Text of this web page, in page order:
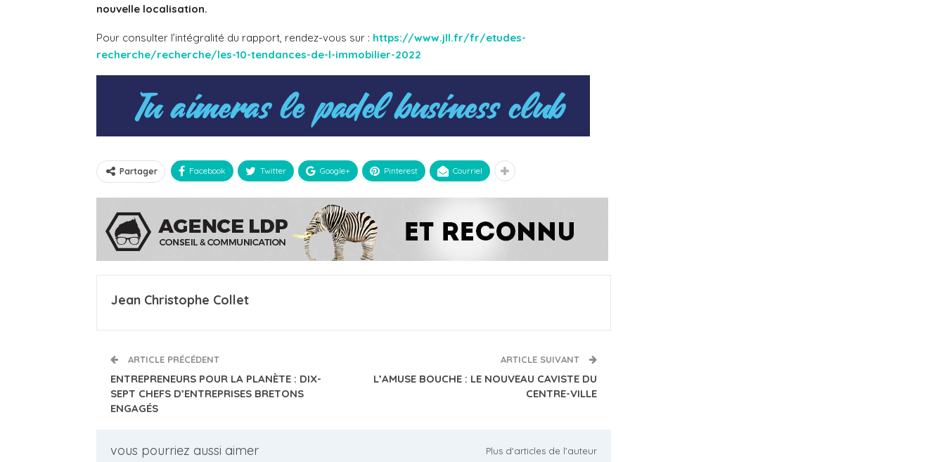
nouvelle localisation.
Pour consulter l’intégralité du rapport, rendez-vous sur : https://www.jll.fr/fr/etudes-
recherche/recherche/les-10-tendances-de-l-immobilier-2022
Partager Facebook Twitter Google+ Pinterest Courriel
Jean Christophe Collet
ARTICLE PRÉCÉDENT
ENTREPRENEURS POUR LA PLANÈTE : DIX-
SEPT CHEFS D’ENTREPRISES BRETONS
ENGAGÉS
ARTICLE SUIVANT
L’AMUSE BOUCHE : LE NOUVEAU CAVISTE DU
CENTRE-VILLE
vous pourriez aussi aimer Plus d'articles de l'auteur